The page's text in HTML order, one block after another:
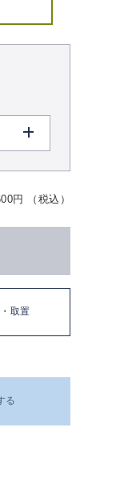
円 （税込）
取置
る